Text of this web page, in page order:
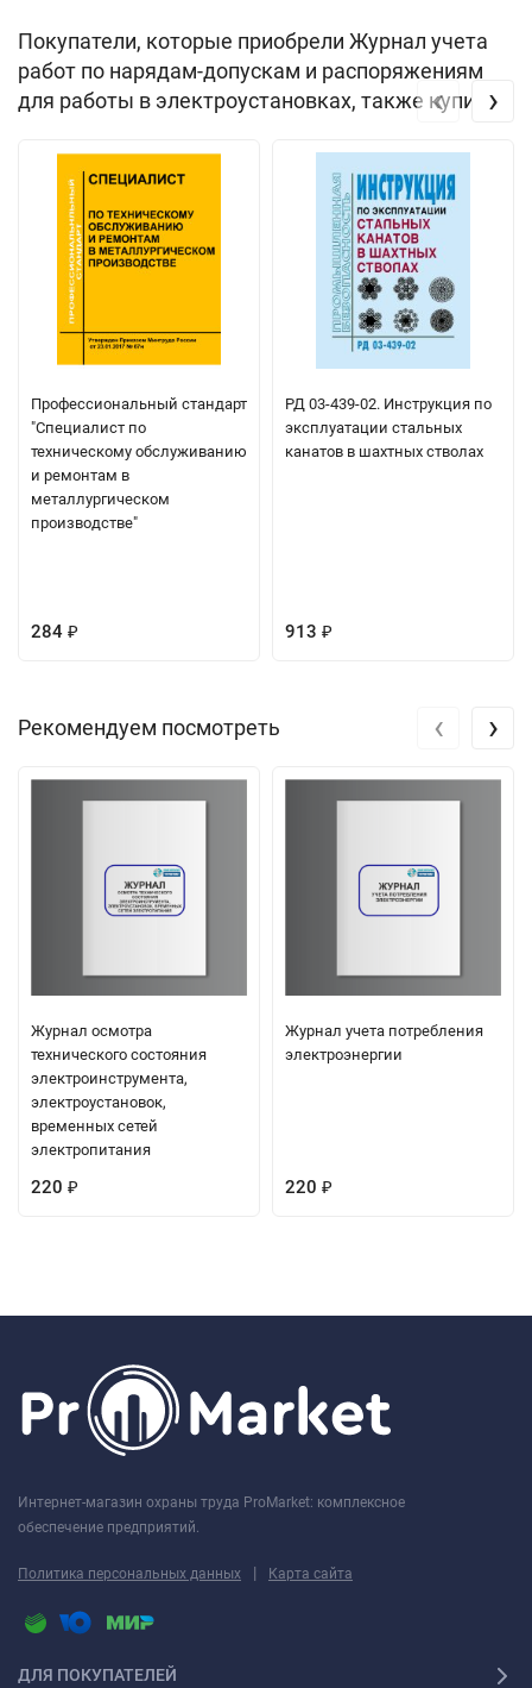
Покупатели, которые приобрели Журнал учета
работ по нарядам-допускам и распоряжениям
для работы в электроустановках, также купили
Профессиональный стандарт
"Специалист по
техническому обслуживанию
и ремонтам в
металлургическом
производстве"
284 ₽
РД 03-439-02. Инструкция по
эксплуатации стальных
канатов в шахтных стволах
913 ₽
‹ ›
Рекомендуем посмотреть
Журнал осмотра
технического состояния
электроинструмента,
электроустановок,
временных сетей
электропитания
220 ₽
Журнал учета потребления
электроэнергии
220 ₽
‹ ›
Интернет-магазин охраны труда ProMarket: комплексное
обеспечение предприятий.
Политика персональных данных | Карта сайта
ДЛЯ ПОКУПАТЕЛЕЙ